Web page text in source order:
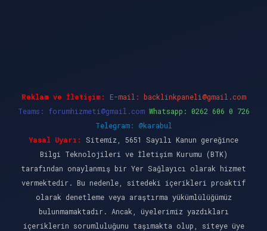
Reklam ve İletişim: E-mail: backlinkpaneli@gmail.com
Teams: forumhizmeti@gmail.com Whatsapp: 0262 606 0 726
Telegram: @karabul
Yasal Uyarı:
Sitemiz, 5651 Sayılı Kanun gereğince
Bilgi Teknolojileri ve İletişim Kurumu (BTK)
tarafından onaylanmış bir Yer Sağlayıcı olarak hizmet
vermektedir. Bu nedenle, sitedeki içerikleri proaktif
olarak denetleme veya araştırma yükümlülüğümüz
bulunmamaktadır. Ancak, üyelerimiz yazdıkları
içeriklerin sorumluluğunu taşımakta olup, siteye üye